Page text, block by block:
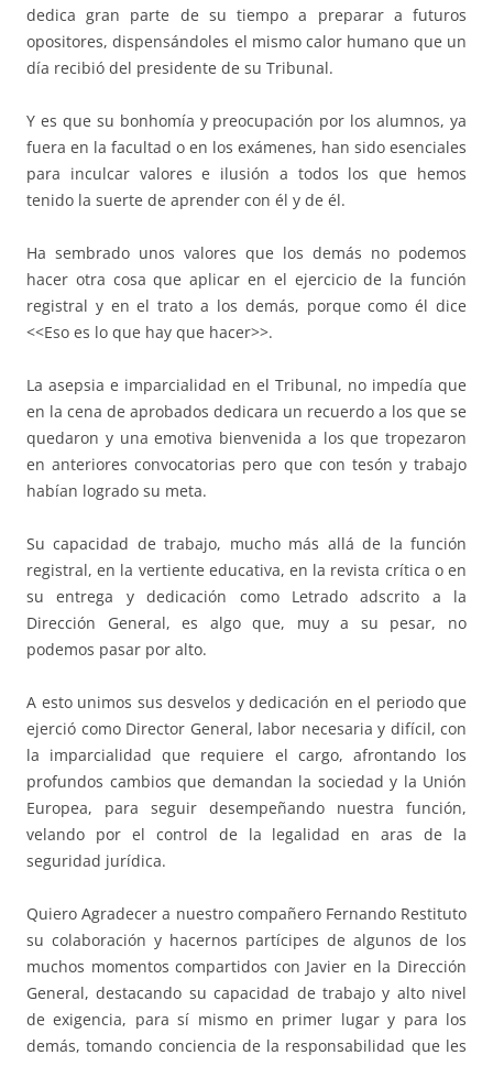
dedica gran parte de su tiempo a preparar a futuros
opositores, dispensándoles el mismo calor humano que un
día recibió del presidente de su Tribunal.
Y es que su bonhomía y preocupación por los alumnos, ya
fuera en la facultad o en los exámenes, han sido esenciales
para inculcar valores e ilusión a todos los que hemos
tenido la suerte de aprender con él y de él.
Ha sembrado unos valores que los demás no podemos
hacer otra cosa que aplicar en el ejercicio de la función
registral y en el trato a los demás, porque como él dice
<<Eso es lo que hay que hacer>>.
La asepsia e imparcialidad en el Tribunal, no impedía que
en la cena de aprobados dedicara un recuerdo a los que se
quedaron y una emotiva bienvenida a los que tropezaron
en anteriores convocatorias pero que con tesón y trabajo
habían logrado su meta.
Su capacidad de trabajo, mucho más allá de la función
registral, en la vertiente educativa, en la revista crítica o en
su entrega y dedicación como Letrado adscrito a la
Dirección General, es algo que, muy a su pesar, no
podemos pasar por alto.
A esto unimos sus desvelos y dedicación en el periodo que
ejerció como Director General, labor necesaria y difícil, con
la imparcialidad que requiere el cargo, afrontando los
profundos cambios que demandan la sociedad y la Unión
Europea, para seguir desempeñando nuestra función,
velando por el control de la legalidad en aras de la
seguridad jurídica.
Quiero Agradecer a nuestro compañero Fernando Restituto
su colaboración y hacernos partícipes de algunos de los
muchos momentos compartidos con Javier en la Dirección
General, destacando su capacidad de trabajo y alto nivel
de exigencia, para sí mismo en primer lugar y para los
demás, tomando conciencia de la responsabilidad que les